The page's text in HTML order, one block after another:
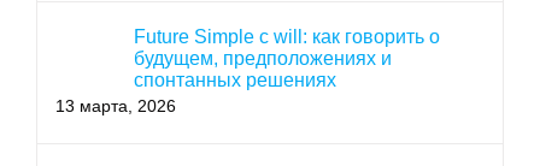
Future Simple с will: как говорить о
будущем, предположениях и
спонтанных решениях
13 марта, 2026